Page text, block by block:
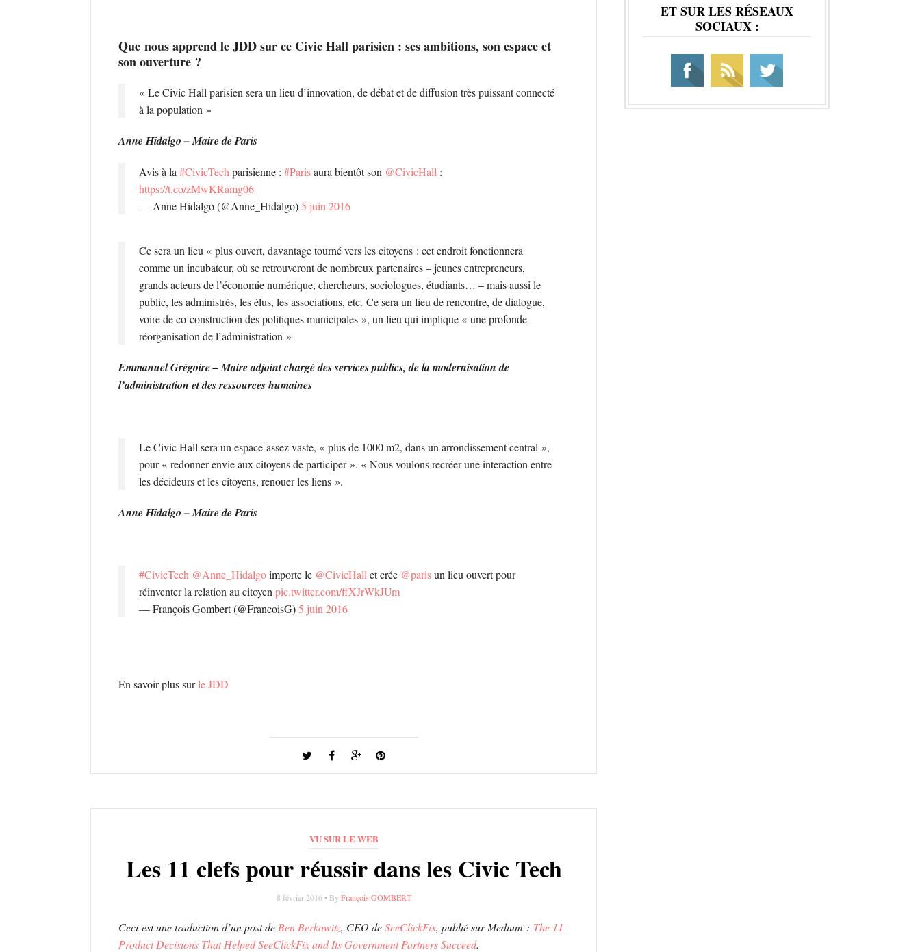
Que nous apprend le JDD sur ce Civic Hall parisien : ses ambitions, son espace et
son ouverture ?
« Le Civic Hall parisien sera un lieu d’innovation, de débat et de diffusion très puissant connecté
à la population »
Anne Hidalgo – Maire de Paris
Avis à la #CivicTech parisienne : #Parisaura bientôt son @CivicHall :
https://t.co/zMwKRamg06
— Anne Hidalgo (@Anne_Hidalgo)5 juin 2016
Ce sera un lieu « plus ouvert, davantage tourné vers les citoyens : cet endroit fonctionnera
comme un incubateur, où se retrouveront de nombreux partenaires – jeunes entrepreneurs,
grands acteurs de l’économie numérique, chercheurs, sociologues, étudiants… – mais aussi le
public, les administrés, les élus, les associations, etc. Ce sera un lieu de rencontre, de dialogue,
voire de co-construction des politiques municipales », un lieu qui implique « une profonde
réorganisation de l’administration »
Emmanuel Grégoire – Maire adjoint chargé des services publics, de la modernisation de
l’administration et des ressources humaines
Le Civic Hall sera un espace assez vaste, « plus de 1000 m2, dans un arrondissement central »,
pour « redonner envie aux citoyens de participer ». « Nous voulons recréer une interaction entre
les décideurs et les citoyens, renouer les liens ».
Anne Hidalgo – Maire de Paris
#CivicTech @Anne_Hidalgoimporte le @CivicHall et crée @parisun lieu ouvert pour
réinventer la relation au citoyen pic.twitter.com/ffXJrWkJUm
— François Gombert (@FrancoisG)5 juin 2016
En savoir plus surle JDD
VU SUR LE WEB
Les 11 clefs pour réussir dans les Civic Tech
8 février 2016 • By François GOMBERT
Ceci est une traduction d’un post de Ben Berkowitz, CEO deSeeClickFix, publié sur Medium : The 11
Product Decisions That Helped SeeClickFix and Its Government Partners Succeed.
ET SUR LES RÉSEAUX
SOCIAUX :